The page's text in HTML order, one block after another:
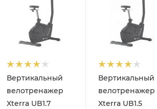
Вертикальный
велотренажер
Xterra UB1.7
Вертикальный
велотренажер
Xterra UB1.5